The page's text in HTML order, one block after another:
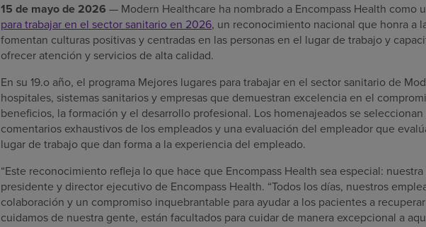
15 de mayo de 2026 — Modern Healthcare ha nombrado a Encompass Health como
para trabajar en el sector sanitario en 2026, un reconocimiento nacional que honra a
fomentan culturas positivas y centradas en las personas en el lugar de trabajo y
ofrecer atención y servicios de alta calidad.
En su 19.o año, el programa Mejores lugares para trabajar en el sector sanitario de
hospitales, sistemas sanitarios y empresas que demuestran excelencia en el
beneficios, la formación y el desarrollo profesional. Los homenajeados se
comentarios exhaustivos de los empleados y una evaluación del empleador que
lugar de trabajo que dan forma a la experiencia del empleado.
“Este reconocimiento refleja lo que hace que Encompass Health sea especial: nuestra
presidente y director ejecutivo de Encompass Health. “Todos los días, nuestros
colaboración y un compromiso inquebrantable para ayudar a los pacientes a
cuidamos de nuestra gente, están facultados para cuidar de manera excepcional a